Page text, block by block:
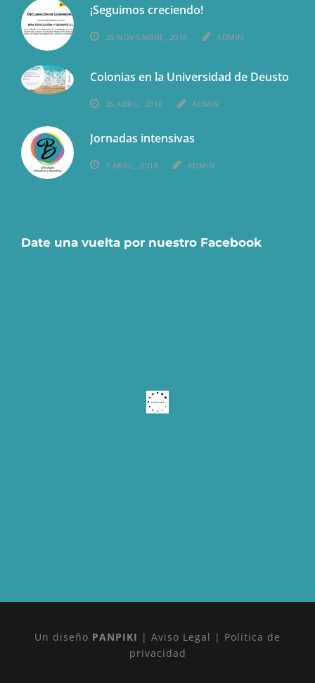
¡Seguimos creciendo!
26 NOVIEMBRE, 2018 ADMIN
Colonias en la Universidad de Deusto
26 ABRIL, 2018 ADMIN
Jornadas intensivas
3 ABRIL, 2018 ADMIN
Date una vuelta por nuestro Facebook
Un diseño PANPIKI | Aviso Legal | Política de
privacidad